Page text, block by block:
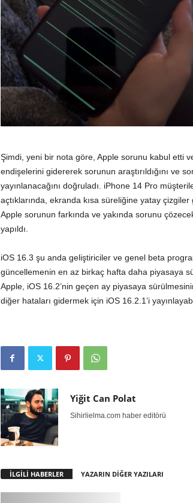
Şimdi, yeni bir nota göre, Apple sorunu kabul etti
endişelerini gidererek sorunun araştırıldığını ve
yayınlanacağını doğruladı. iPhone 14 Pro‌
açtıklarında, ekranda kısa süreliğine yatay
Apple sorunun farkında ve yakında sorunu
yapıldı.
iOS 16.3 şu anda geliştiriciler ve genel beta
güncellemenin en az birkaç hafta daha piyasaya
Apple, iOS 16.2’nin geçen ay piyasaya
diğer hataları gidermek için iOS 16.2.1’i
Yiğit Can Polat
Sihirlielma.com haber editörü
İLGİLİ HABERLER YAZARIN DİĞER YAZILARI